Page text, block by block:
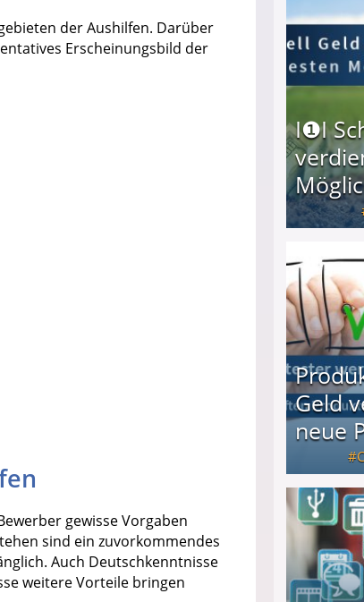
der Aushilfen. Darüber
Erscheinungsbild der
gewisse Vorgaben
sind ein zuvorkommendes
Auch Deutschkenntnisse
weitere Vorteile bringen
I❶I
Geld
neue
C
werden und Geld verdienen ↻ Täglich